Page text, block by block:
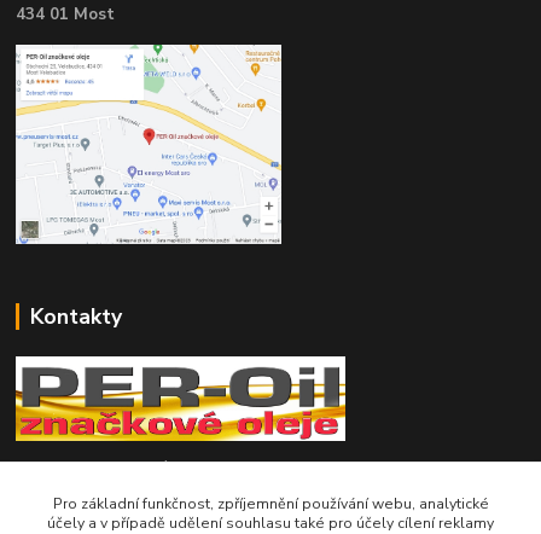
434 01 Most
Kontakty
Telefon pro technické dotazy: 775 113 255
Telefon do našeho obchodu : 774 993 479
Pro základní funkčnost, zpříjemnění používání webu, analytické
účely a v případě udělení souhlasu také pro účely cílení reklamy